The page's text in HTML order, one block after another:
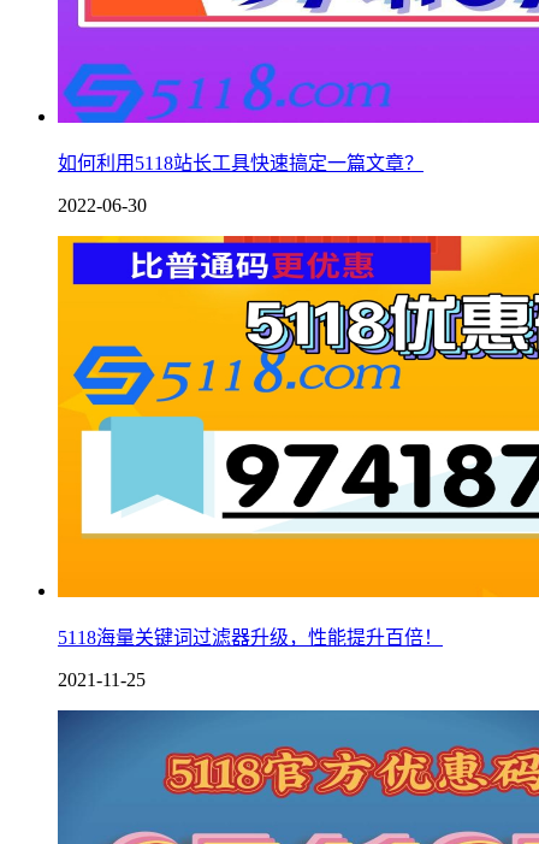
如何利用5118站长工具快速搞定一篇文章？
2022-06-30
5118海量关键词过滤器升级，性能提升百倍！
2021-11-25